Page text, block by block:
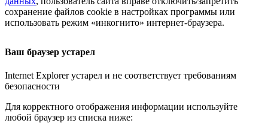
сохранение файлов cookie в настройках программы или
использовать режим «инкогнито» интернет-браузера.
Ваш браузер устарел
Internet Explorer устарел и не соответствует требованиям
безопасности
Для корректного отображения информации используйте
любой браузер из списка ниже: